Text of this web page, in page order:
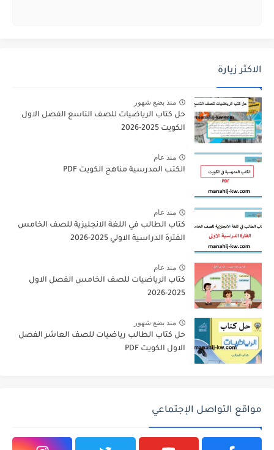
الاكثر زيارة
منذ بضع شهور
حل كتاب الرياضيات للصف التاسع الفصل الاول
الكويت 2025-2026
منذ عام
الكتب المدرسية مناهج الكويت PDF
منذ عام
كتاب الطالب في اللغة الانجليزية للصف الخامس
الفترة الدراسية الاولي 2025-2026
منذ عام
كتاب الرياضيات للصف الخامس الفصل الاول
2025-2026
منذ بضع شهور
حل كتاب الطالب رياضيات للصف العاشر الفصل
الاول الكويت PDF
مواقع التواصل الإجتماعي